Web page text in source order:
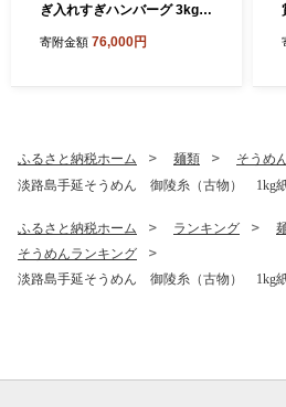
ぎ入れすぎハンバーグ 3kg
寄附金額 76,000円
ふるさと納税ホーム 麺類
そうめ
淡路島手延そうめん 御陵糸（古物） 1kg
ふるさと納税ホーム ランキング
そうめんランキング
淡路島手延そうめん 御陵糸（古物） 1kg